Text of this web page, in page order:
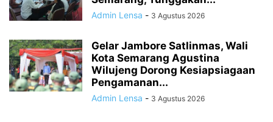
Admin Lensa - 3 Agustus 2026
Gelar Jambore Satlinmas, Wali
Kota Semarang Agustina
Wilujeng Dorong Kesiapsiagaan
Pengamanan...
Admin Lensa - 3 Agustus 2026